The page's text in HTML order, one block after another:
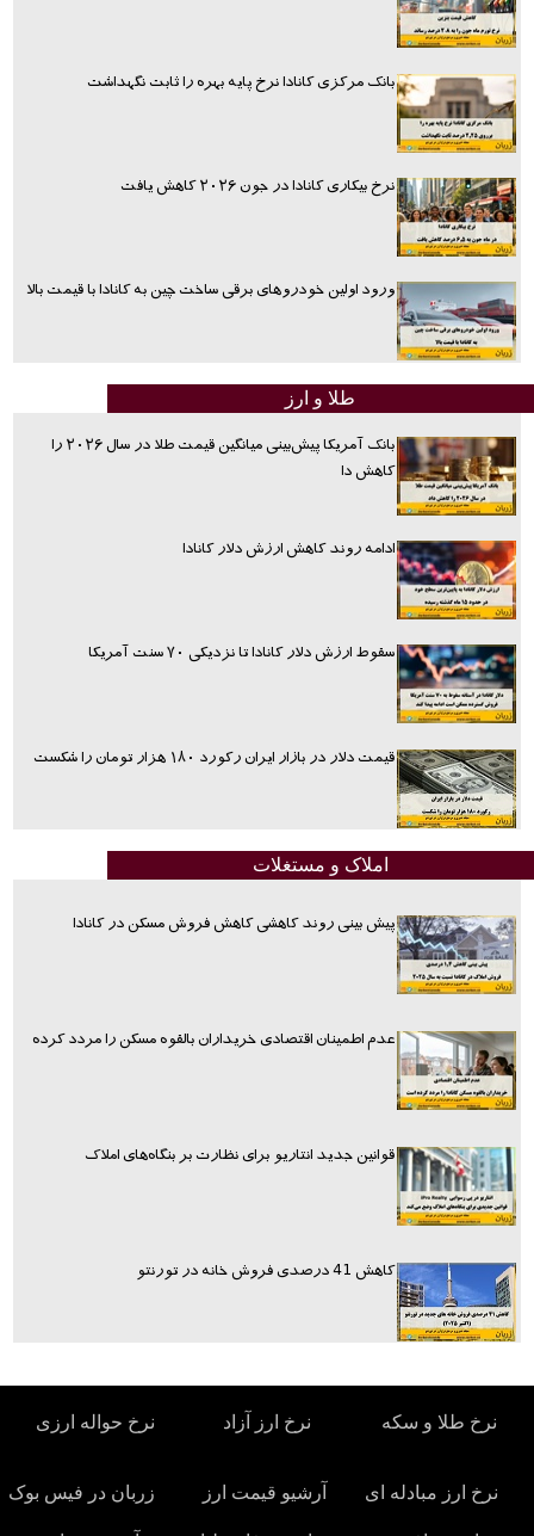
بانک مرکزی کانادا نرخ پایه بهره را ثابت نگهداشت
نرخ بیکاری کانادا در جون ۲۰۲۶ کاهش یافت
ورود اولین خودروهای برقی ساخت چین به کانادا با قیمت بالا
طلا و ارز
بانک آمریکا پیش‌بینی میانگین قیمت طلا در سال ۲۰۲۶ را
کاهش دا
ادامه روند کاهش ارزش دلار کانادا
سقوط ارزش دلار کانادا تا نزدیکی ۷۰ سنت آمریکا
قیمت دلار در بازار ایران رکورد ۱۸۰ هزار تومان را شکست
املاک و مستغلات
پیش بینی روند کاهشی کاهش فروش مسکن در کانادا
عدم اطمینان اقتصادی خریداران بالقوه مسکن را مردد کرده
قوانین جدید انتاریو برای نظارت بر بنگاه‌های املاک
کاهش 41 درصدی فروش خانه در تورنتو
نرخ طلا و سکه نرخ ارز آزاد نرخ حواله ارزی
نرخ ارز مبادله ای آرشیو قیمت ارز زربان در فیس بوک